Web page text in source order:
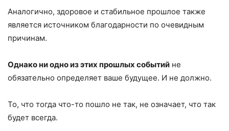
Аналогично, здоровое и стабильное прошлое также
является источником благодарности по очевидным
причинам.
Однако ни одно из этих прошлых событий не
обязательно определяет ваше будущее. И не должно.
То, что тогда что-то пошло не так, не означает, что так
будет всегда.